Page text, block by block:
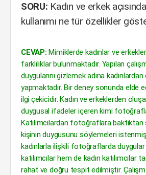
SORU: Kadın ve erkek
kullanımı ne tür özellikler
CEVAP: Mimiklerde kadınlar ve
farklılıklar bulunmaktadır. Yapılan
duygularını gizlemek adına
yapmaktadır. Bir deney sonunda elde
ilgi çekicidir. Kadın ve erkeklerden
duygusal ifadeler içeren kimi
Katılımcılardan fotoğraflara
kişinin duygusunu söylemeleri
kadınlarla ilişkili fotoğraflarda
katılımcılar hem de kadın katılımcılar
rahat ve doğru tespit edilmiştir.